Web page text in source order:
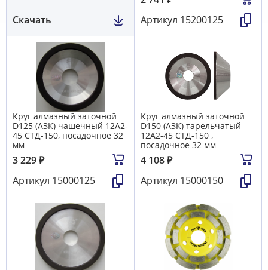
Скачать
Артикул 15200125
Круг алмазный заточной
D125 (АЗК) чашечный 12А2-
45 СТД-150, посадочное 32
мм
3 229₽
Артикул 15000125
Круг алмазный заточной
D150 (АЗК) тарельчатый
12A2-45 СТД-150 ,
посадочное 32 мм
4 108₽
Артикул 15000150